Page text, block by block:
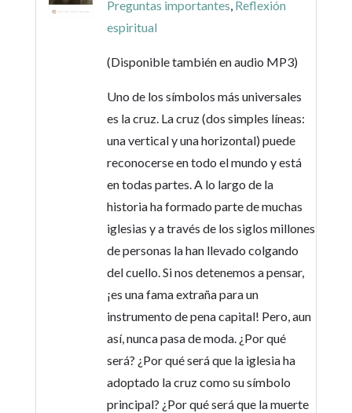
Preguntas importantes, Reflexión
espiritual
(Disponible también en audio MP3)
Uno de los símbolos más universales
es la cruz. La cruz (dos simples líneas:
una vertical y una horizontal) puede
reconocerse en todo el mundo y está
en todas partes. A lo largo de la
historia ha formado parte de muchas
iglesias y a través de los siglos millones
de personas la han llevado colgando
del cuello. Si nos detenemos a pensar,
¡es una fama extraña para un
instrumento de pena capital! Pero, aun
así, nunca pasa de moda. ¿Por qué
será? ¿Por qué será que la iglesia ha
adoptado la cruz como su símbolo
principal? ¿Por qué será que la muerte